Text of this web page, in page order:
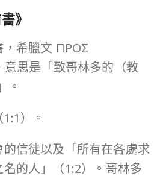
》
，希臘文 ΠΡΟΣ
意思是「致哥林多的（教
。
）。
的信徒以及「所有在各處求
的人」（1:2）。哥林多